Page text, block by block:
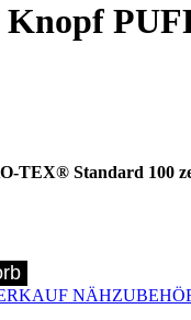
Knopf
TEX® Standard 100